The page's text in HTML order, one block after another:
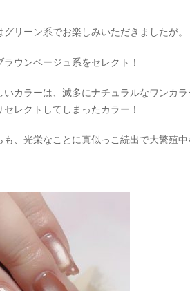
リーン系でお楽しみいただきましたが。
ウンベージュ系をセレクト！
カラーは、滅多にナチュラルなワンカ
レクトしてしまったカラー！
、光栄なことに真似っこ続出で大繁殖中